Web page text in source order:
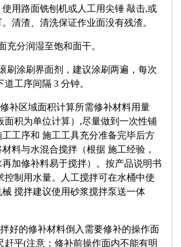
用路面铣刨机或人工用尖锤 敲击,或
清渣、清洗保证作业面没有残渣。
充分润湿至饱和面干。
刷涂刷界面剂，建议涂刷两遍，每次
道工序间隔 3 分钟。
补区域面积计算所需修补材料用量
面积为单位计算）,尽量做到一次性铺
工序和 施工工具充分准备完毕后方
料与水混合搅拌（根据 施工经验，
加修补料易于搅拌）。按产品说明书
控制用水量。人工搅拌可在水桶中使
械 搅拌建议使用砂浆搅拌泵送一体
好的修补材料倒入需要修补的操作面
赶平(注意：修补前操作面内不能有明